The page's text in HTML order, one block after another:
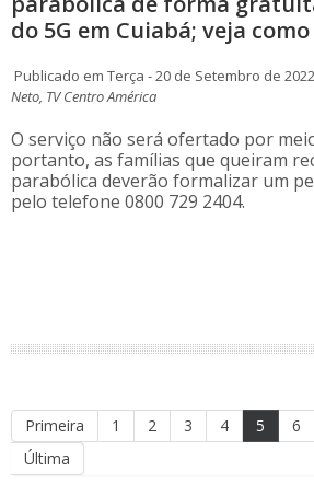
do 5G em Cuiabá; veja como
Publicado em Terça - 20 de Setembro de
Neto, TV Centro América
O serviço não será ofertado por
portanto, as famílias que queiram
parabólica deverão formalizar um
pelo telefone 0800 729 2404.
Primeira 1 2 3 4 5 6
Última